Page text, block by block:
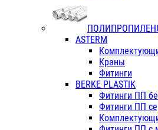
ASTERM
Краны
Фитинги
BERKE PLASTIK
Фитинги ПП
Фитинги ПП